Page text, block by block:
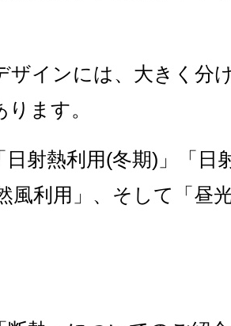
ザインには、大きく分
ます。
日射熱利用(冬期)」「日
風利用」、そして「昼